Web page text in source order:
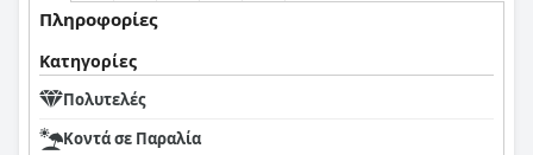
Πληροφορίες
Κατηγορίες
Πολυτελές
Κοντά σε Παραλία